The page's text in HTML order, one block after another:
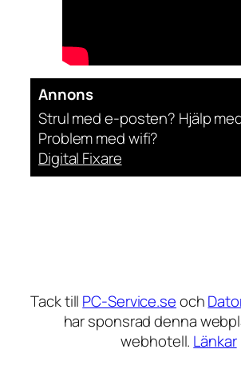
Annons
Strul med e-posten? Hjälp
Problem med wifi?
Digital Fixare
Tack till PC-Service.seoch
har sponsrad denna
webhotell. Länkar